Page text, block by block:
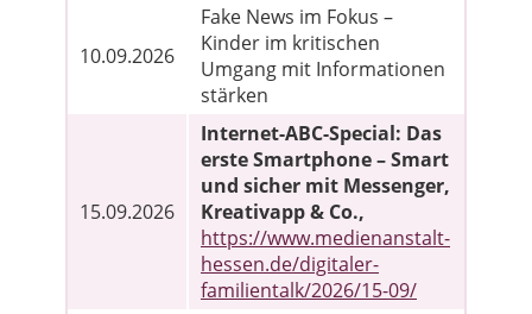
10.09.2026
Fake News im Fokus –
Kinder im kritischen
Umgang mit Informationen
stärken
15.09.2026
Internet-ABC-Special: Das
erste Smartphone – Smart
und sicher mit Messenger,
Kreativapp & Co.,
https://www.medienanstalt-
hessen.de/digitaler-
familientalk/2026/15-09/